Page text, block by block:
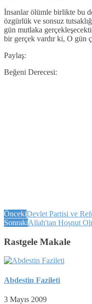
İnsanlar ölümle birlikte bu
özgürlük ve sonsuz
gün mutlaka
bir gerçek vardır ki, O
Paylaş:
Beğeni Derecesi:
ÖncekiDevlet Partisi ve
SonrakiAllah'tan Hoşnut
Rastgele Makale
Abdestin Fazileti
3 Mayıs 2009